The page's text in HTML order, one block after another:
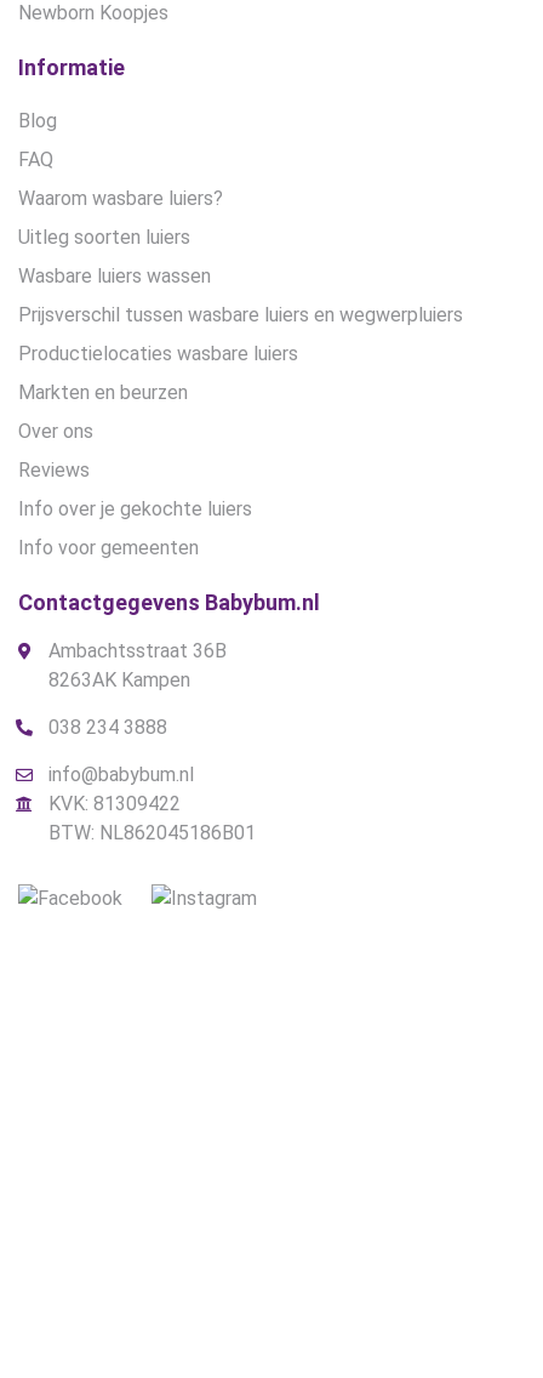
Newborn Koopjes
Informatie
Blog
FAQ
Waarom wasbare luiers?
Uitleg soorten luiers
Wasbare luiers wassen
Prijsverschil tussen wasbare luiers en wegwerpluiers
Productielocaties wasbare luiers
Markten en beurzen
Over ons
Reviews
Info over je gekochte luiers
Info voor gemeenten
Contactgegevens Babybum.nl
Ambachtsstraat 36B
8263AK Kampen
038 234 3888
info@babybum.nl
KVK: 81309422
BTW: NL862045186B01